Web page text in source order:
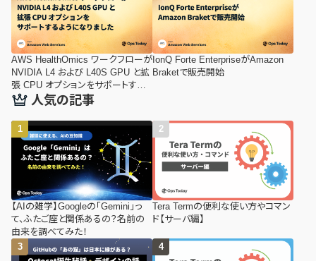
AWS HealthOmics ワークフローが
NVIDIA L4 および L40S GPU と拡
張 CPU オプションをサポートする
ようになりました
IonQ Forte EnterpriseがAmazon
Braketで販売開始
人気の記事
【AIの雑学】Googleの「Gemini」っ
て、ふたご座と関係あるの？名前の
由来を調べてみた！
Tera Termの便利な使い方やコマン
ド【サーバ編】